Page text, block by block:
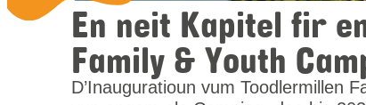
En neit Kapitel fir
Family & Youth
D’Inauguratioun vum Toodlermillen